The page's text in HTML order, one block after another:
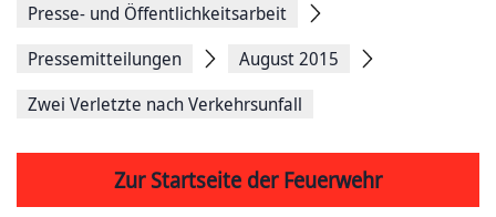
Seite
Presse- und Öffentlichkeitsarbeit
Pressemitteilungen
August 2015
Zwei Verletzte nach Verkehrsunfall
Zur Startseite der Feuerwehr